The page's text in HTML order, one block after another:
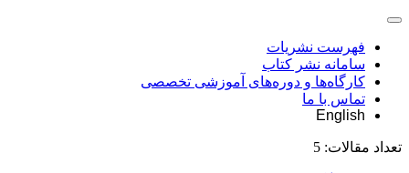
فهرست نشریات
سامانه نشر کتاب
کارگاه‌ها و دوره‌های آموزشی تخصصی
تماس با ما
English
تعداد مقالات: 5